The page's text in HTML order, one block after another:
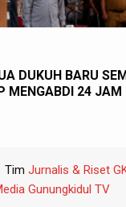
DUKUH BARU
MENGABDI 24
Jurnalis & Riset
Gunungkidul TV